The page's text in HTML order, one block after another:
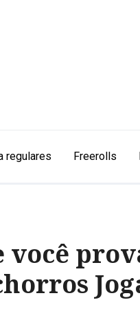
regulares Freerolls
você